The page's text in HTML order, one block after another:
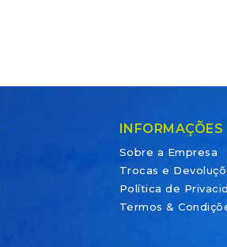
INFORMAÇÕES
Sobre a Empresa
Trocas e
Política de
Termos &